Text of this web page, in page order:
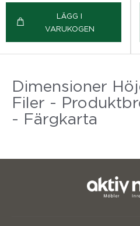
LÄGG I
VARUKOGEN
Dimensioner
Filer -
- Färgkarta